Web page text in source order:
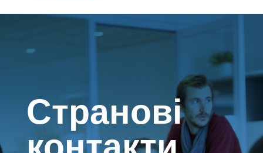
Странові